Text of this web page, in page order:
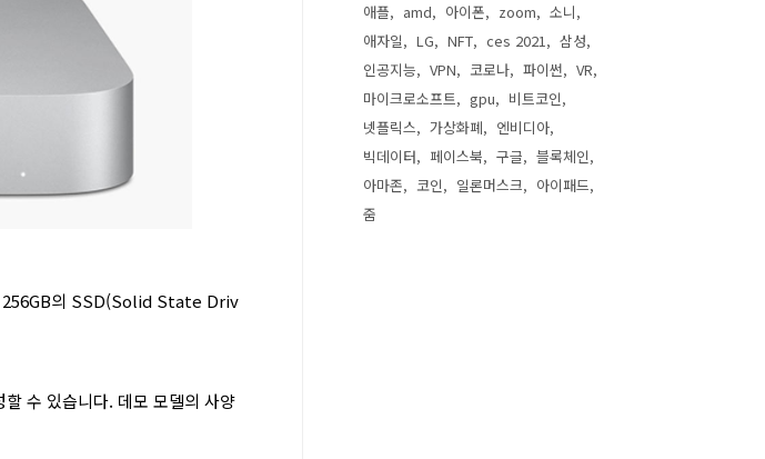
256GB의 SSD(Solid State Driv
수 있습니다. 데모 모델의 사양
애플 amd 아이폰 zoom
소니
애자일
LG NFT ces 2021
삼성
인공지능
VPN 코로나 파이썬
VR
마이크로소프트
gpu
비트코인
넷플릭스
가상화폐
엔비디아
빅데이터
페이스북 구글
블록체인
아마존
코인 일론머스크
아이패드
줌